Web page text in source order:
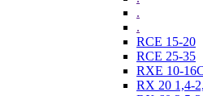
.
.
RCE 15-20
RCE 25-35
RXE 10-
RX 20 1,4-